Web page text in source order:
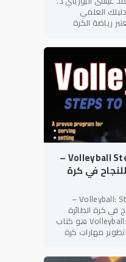
العلمي
رياضة الكرة
مستوى
Volleyball Steps to Success –
في كرة
📘 Volleyball: Steps to Success –
في كرة الطائرة
Volleyball: Steps to Success هو كتاب
مهارات كرة